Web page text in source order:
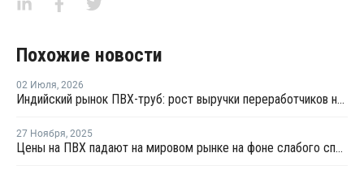
Похожие новости
02 Июля, 2026
Индийский рынок ПВХ-труб: рост выручки переработчиков на фоне высоких цен на смолу
27 Ноября, 2025
Цены на ПВХ падают на мировом рынке на фоне слабого спроса и высокого давления на рынки